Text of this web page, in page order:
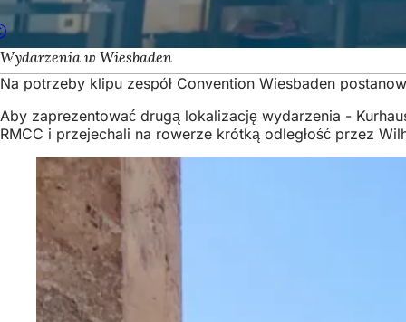
Wydarzenia w Wiesbaden
Na potrzeby klipu zespół Convention Wiesbaden
Aby zaprezentować drugą lokalizację wydarzenia -
RMCC i przejechali na rowerze krótką odległość przez